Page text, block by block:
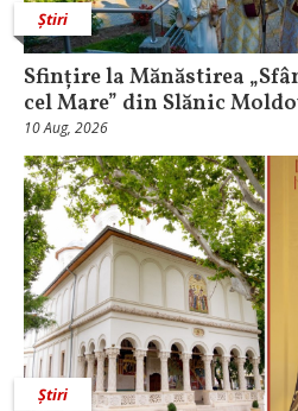
Știri
Sfințire la Mănăstirea
cel Mare” din Slănic
10 Aug, 2026
Știri